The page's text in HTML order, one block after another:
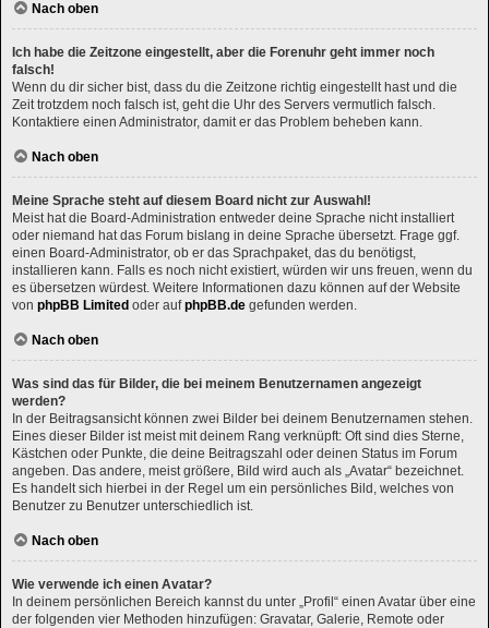
Nach oben
Ich habe die Zeitzone eingestellt, aber die Forenuhr geht immer noch
falsch!
Wenn du dir sicher bist, dass du die Zeitzone richtig eingestellt hast und die
Zeit trotzdem noch falsch ist, geht die Uhr des Servers vermutlich falsch.
Kontaktiere einen Administrator, damit er das Problem beheben kann.
Nach oben
Meine Sprache steht auf diesem Board nicht zur Auswahl!
Meist hat die Board-Administration entweder deine Sprache nicht installiert
oder niemand hat das Forum bislang in deine Sprache übersetzt. Frage ggf.
einen Board-Administrator, ob er das Sprachpaket, das du benötigst,
installieren kann. Falls es noch nicht existiert, würden wir uns freuen, wenn du
es übersetzen würdest. Weitere Informationen dazu können auf der Website
von phpBB Limited oder aufphpBB.de gefunden werden.
Nach oben
Was sind das für Bilder, die bei meinem Benutzernamen angezeigt
werden?
In der Beitragsansicht können zwei Bilder bei deinem Benutzernamen stehen.
Eines dieser Bilder ist meist mit deinem Rang verknüpft: Oft sind dies Sterne,
Kästchen oder Punkte, die deine Beitragszahl oder deinen Status im Forum
angeben. Das andere, meist größere, Bild wird auch als „Avatar“ bezeichnet.
Es handelt sich hierbei in der Regel um ein persönliches Bild, welches von
Benutzer zu Benutzer unterschiedlich ist.
Nach oben
Wie verwende ich einen Avatar?
In deinem persönlichen Bereich kannst du unter „Profil“ einen Avatar über eine
der folgenden vier Methoden hinzufügen: Gravatar, Galerie, Remote oder